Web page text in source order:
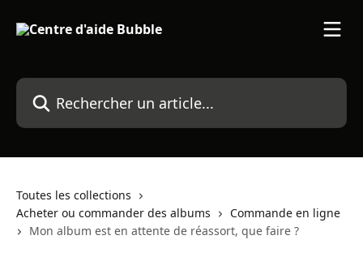
Rechercher un article...
Toutes les collections
Acheter ou commander des albums
Commande en ligne
Mon album est en attente de réassort, que faire ?